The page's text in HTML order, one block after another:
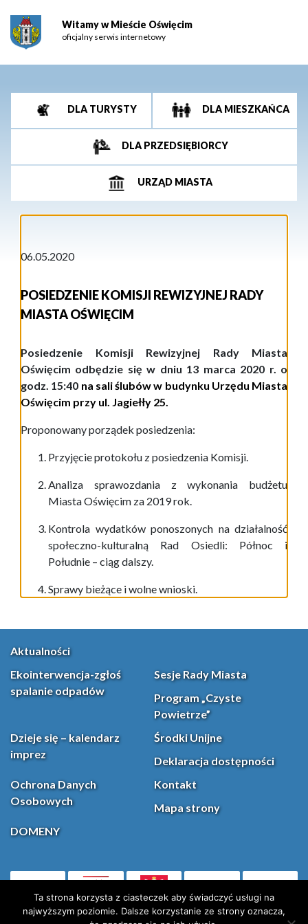
Witamy w Mieście Oświęcim
oficjalny serwis internetowy
DLA TURYSTY DLA MIESZKAŃCA
DLA PRZEDSIĘBIORCY
URZĄD MIASTA
06.05.2020
POSIEDZENIE KOMISJI REWIZYJNEJ RADY
MIASTA OŚWIĘCIM
Posiedzenie Komisji Rewizyjnej Rady Miasta
Oświęcim odbędzie się w dniu 13 marca 2020 r. o
godz. 15:40 na sali ślubów w budynku Urzędu Miasta
Oświęcim przy ul. Jagiełły 25.
Proponowany porządek posiedzenia:
Przyjęcie protokołu z posiedzenia Komisji.
Analiza sprawozdania z wykonania budżetu
Miasta Oświęcim za 2019 rok.
Kontrola wydatków ponoszonych na działalność
społeczno-kulturalną Rad Osiedli: Północ i
Południe – ciąg dalszy.
Sprawy bieżące i wolne wnioski.
Aktualności
Ekointerwencja-zgłoś
spalanie odpadów
Sesje Rady Miasta
Program „Czyste
Powietrze”
Dzieje się – kalendarz
imprez
Środki Unijne
Deklaracja dostępności
Ochrona Danych
Osobowych
Kontakt
Mapa strony
DOMENY
(otwiera się w nowej karcie)Facebook
Ta strona korzysta z ciasteczek aby świadczyć usługi na
najwyższym poziomie. Dalsze korzystanie ze strony oznacza,